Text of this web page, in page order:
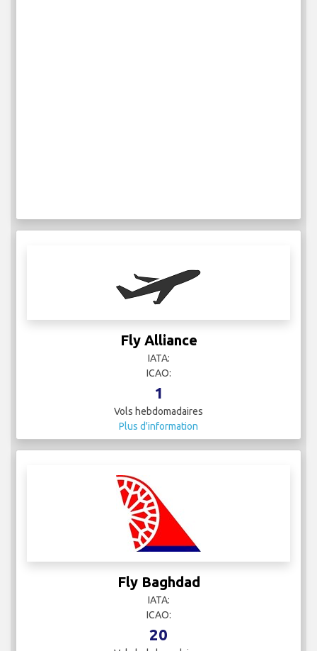
Fly Alliance
IATA:
ICAO:
1
Vols hebdomadaires
Plus d'information
Fly Baghdad
IATA:
ICAO:
20